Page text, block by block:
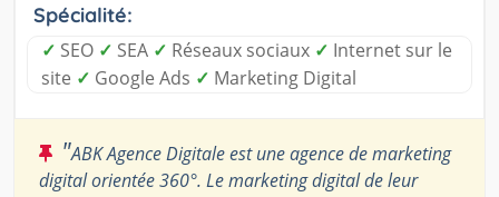
Spécialité:
✓ SEO ✓ SEA ✓ Réseaux sociaux ✓ Internet sur le
site ✓ Google Ads ✓ Marketing Digital
"ABK Agence Digitale est une agence de marketing
digital orientée 360°. Le marketing digital de leur